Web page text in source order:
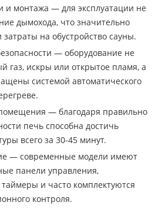
и монтажа — для эксплуатации не
дымохода, что значительно
на обустройство сауны.
— оборудование не
газ, искры или открытое пламя, а
системой автоматического
— благодаря правильно
печь способна достичь
всего за 30-45 минут.
— современные модели имеют
панели управления,
и часто комплектуются
контроля.